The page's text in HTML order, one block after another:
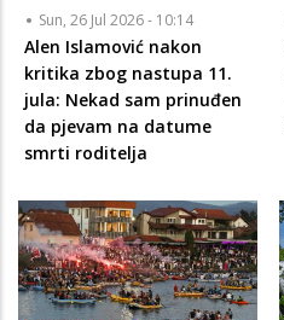
Sun, 26 Jul 2026 - 10:14
Alen Islamović nakon
kritika zbog nastupa 11.
jula: Nekad sam prinuđen
da pjevam na datume
smrti roditelja